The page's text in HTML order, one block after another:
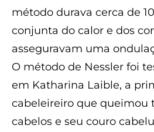
método durava cerca de
conjunta do calor e dos
asseguravam uma
O método de Nessler foi
em Katharina Laible, a
cabeleireiro que queimou
cabelos e seu couro